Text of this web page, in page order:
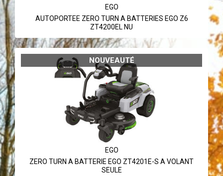
EGO
AUTOPORTEE ZERO TURN A BATTERIES EGO Z6
ZT4200EL NU
NOUVEAUTÉ
EGO
ZERO TURN A BATTERIE EGO ZT4201E-S A VOLANT
SEULE